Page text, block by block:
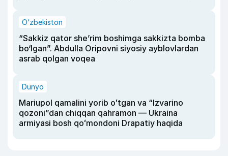
O‘zbekiston
“Sakkiz qator she’rim boshimga sakkizta bomba
bo‘lgan”. Abdulla Oripovni siyosiy ayblovlardan
asrab qolgan voqea
Dunyo
Mariupol qamalini yorib oʻtgan va “Izvarino
qozoni”dan chiqqan qahramon — Ukraina
armiyasi bosh qoʻmondoni Drapatiy haqida